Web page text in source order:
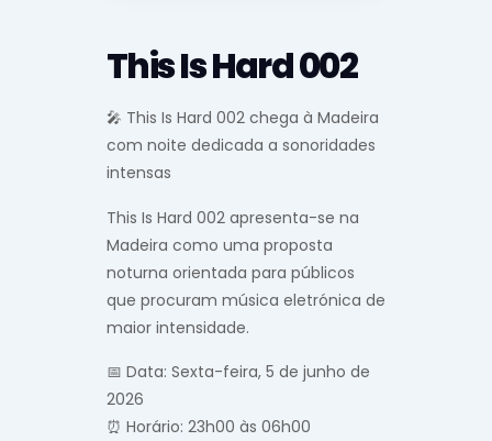
This Is Hard 002
🎤 This Is Hard 002 chega à Madeira
com noite dedicada a sonoridades
intensas
This Is Hard 002 apresenta-se na
Madeira como uma proposta
noturna orientada para públicos
que procuram música eletrónica de
maior intensidade.
📅 Data: Sexta-feira, 5 de junho de
2026
⏰ Horário: 23h00 às 06h00